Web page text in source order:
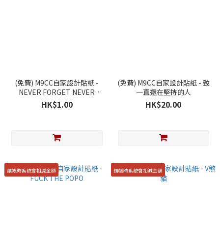
(免費) M9CC自家設計貼紙 -
NEVER FORGET NEVER
FORGIVE
HK$1.00
(免費) M9CC自家設計貼紙 - 致
一直還在堅持的人
HK$20.00
結帳時系統會扣減金額 結帳時系統會扣減金額